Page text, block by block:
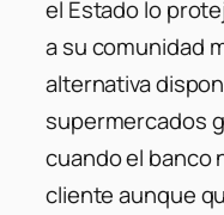
el Estado lo
a su comunidad
alternativa
supermercados
cuando el banco
cliente aunque